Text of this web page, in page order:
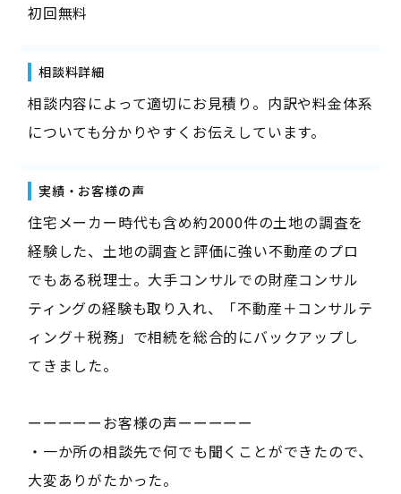
初回無料
相談料詳細
相談内容によって適切にお見積り。内訳や料金体系
についても分かりやすくお伝えしています。
実績・お客様の声
住宅メーカー時代も含め約2000件の土地の調査を
経験した、土地の調査と評価に強い不動産のプロ
でもある税理士。大手コンサルでの財産コンサル
ティングの経験も取り入れ、「不動産＋コンサルテ
ィング＋税務」で相続を総合的にバックアップし
てきました。
ーーーーーお客様の声ーーーーー
・一か所の相談先で何でも聞くことができたので、
大変ありがたかった。